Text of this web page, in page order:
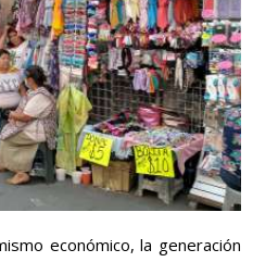
económico, la generación